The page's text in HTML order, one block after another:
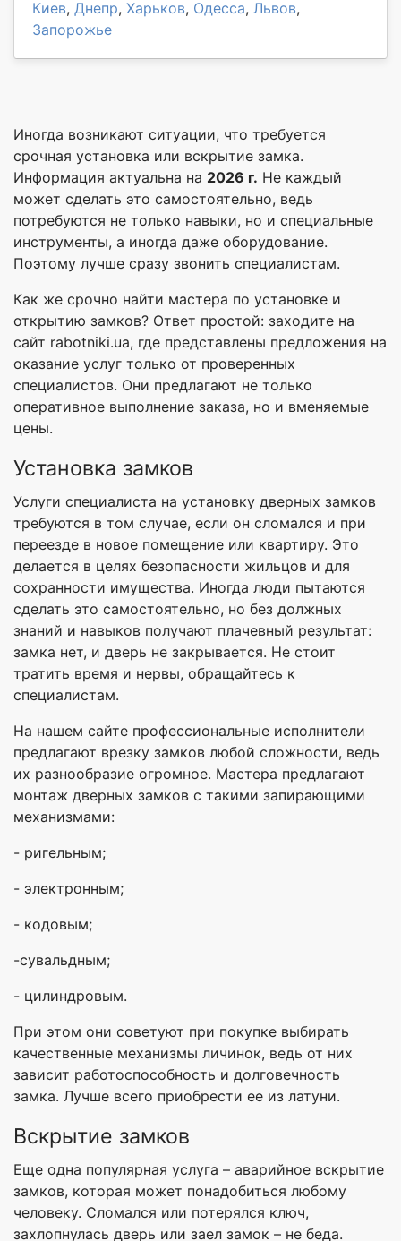
Киев, Днепр, Харьков, Одесса, Львов,
Запорожье
Иногда возникают ситуации, что требуется
срочная установка или вскрытие замка.
Информация актуальна на 2026 г. Не каждый
может сделать это самостоятельно, ведь
потребуются не только навыки, но и специальные
инструменты, а иногда даже оборудование.
Поэтому лучше сразу звонить специалистам.
Как же срочно найти мастера по установке и
открытию замков? Ответ простой: заходите на
сайт rabotniki.ua, где представлены предложения на
оказание услуг только от проверенных
специалистов. Они предлагают не только
оперативное выполнение заказа, но и вменяемые
цены.
Установка замков
Услуги специалиста на установку дверных замков
требуются в том случае, если он сломался и при
переезде в новое помещение или квартиру. Это
делается в целях безопасности жильцов и для
сохранности имущества. Иногда люди пытаются
сделать это самостоятельно, но без должных
знаний и навыков получают плачевный результат:
замка нет, и дверь не закрывается. Не стоит
тратить время и нервы, обращайтесь к
специалистам.
На нашем сайте профессиональные исполнители
предлагают врезку замков любой сложности, ведь
их разнообразие огромное. Мастера предлагают
монтаж дверных замков с такими запирающими
механизмами:
- ригельным;
- электронным;
- кодовым;
-сувальдным;
- цилиндровым.
При этом они советуют при покупке выбирать
качественные механизмы личинок, ведь от них
зависит работоспособность и долговечность
замка. Лучше всего приобрести ее из латуни.
Вскрытие замков
Еще одна популярная услуга – аварийное вскрытие
замков, которая может понадобиться любому
человеку. Сломался или потерялся ключ,
захлопнулась дверь или заел замок – не беда.